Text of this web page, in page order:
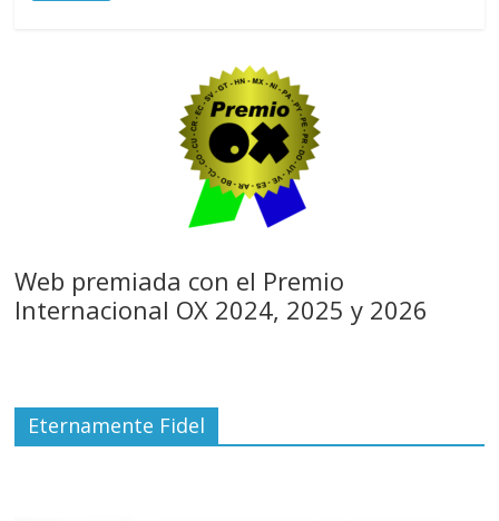
Web premiada con el Premio
Internacional OX 2024, 2025 y 2026
Eternamente Fidel